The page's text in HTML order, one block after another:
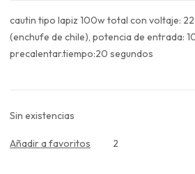
original
era:
$12.990.
actual
es:
$9.743.
cautin tipo lapiz 100w total con voltaje:
(enchufe de chile), potencia de entrada:
precalentar.tiempo:20 segundos
Sin existencias
Añadir a favoritos 2